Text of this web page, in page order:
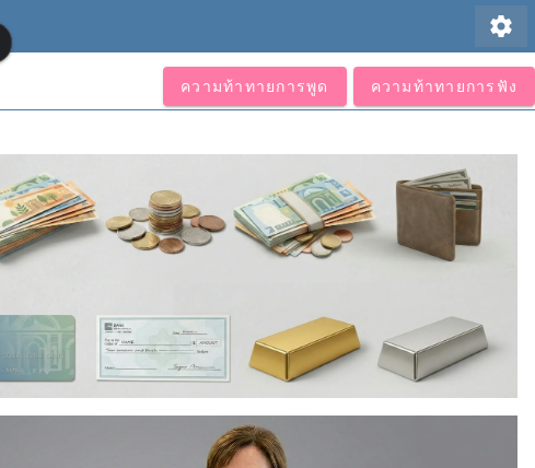
settings
ความท้าทายการพูด ความท้าทายการฟัง